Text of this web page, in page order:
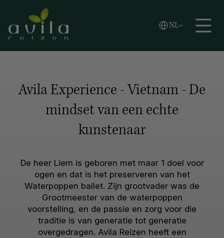
Zoeken
NL
Vlaams
English
Avila Experience - Vietnam - De
mindset van een echte
kunstenaar
De heer Liem is geboren met maar 1 doel voor
ogen en dat is het preserveren van het
Waterpoppen ballet. Zijn grootvader was de
Grootmeester van de waterpoppen
voorstelling, en de passie en zorg voor die
traditie is van generatie tot generatie
overgedragen. Avila Reizen heeft een